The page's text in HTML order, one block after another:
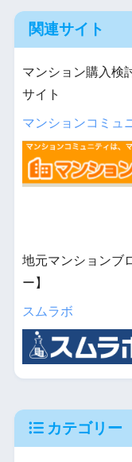
関連サイト
マンション購入検
サイト
マンションコミュ
地元マンションブ
ー】
スムラボ
カテゴリー